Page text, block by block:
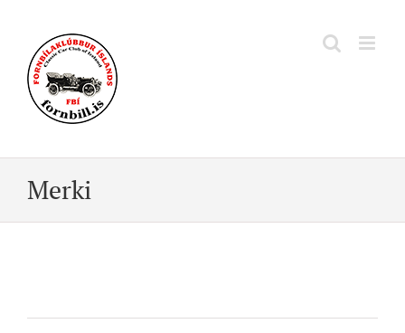
content
Merki